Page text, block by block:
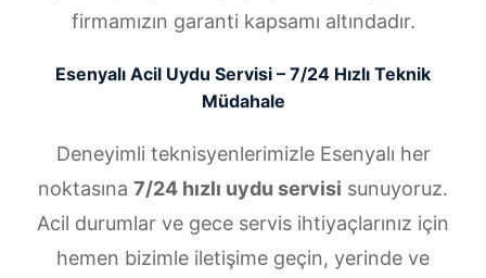
firmamızın garanti kapsamı altındadır.
Esenyalı Acil Uydu Servisi – 7/24 Hızlı Teknik
Müdahale
Deneyimli teknisyenlerimizle Esenyalı her
noktasına 7/24 hızlı uydu servisi sunuyoruz.
Acil durumlar ve gece servis ihtiyaçlarınız için
hemen bizimle iletişime geçin, yerinde ve